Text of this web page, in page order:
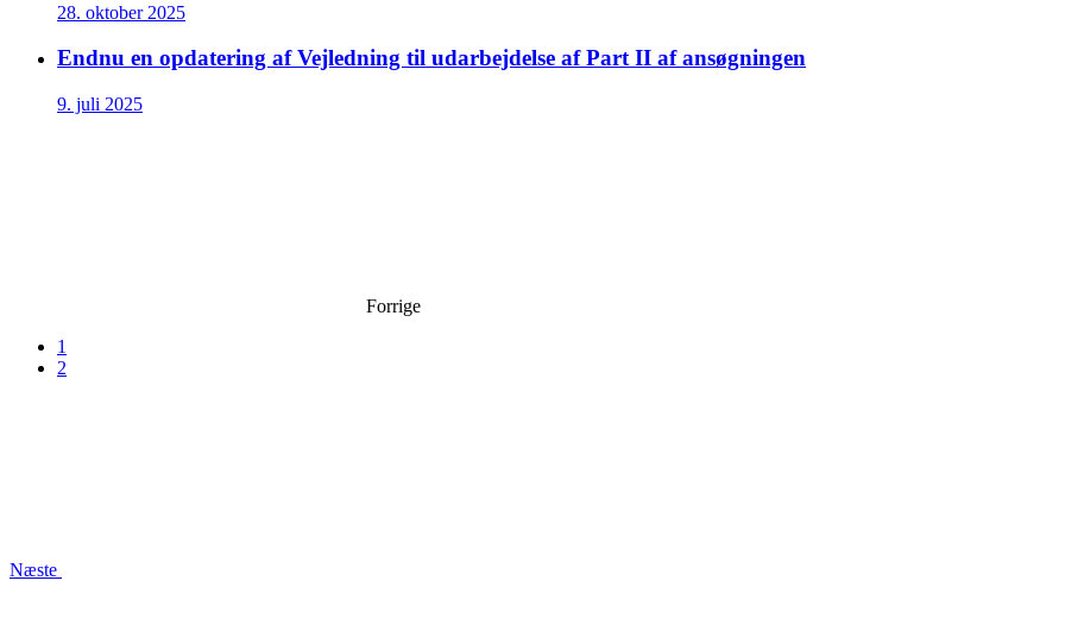
28. oktober 2025
Endnu en opdatering af Vejledning til udarbejdelse af Part II af ansøgningen
9. juli 2025
Forrige
1
2
Næste